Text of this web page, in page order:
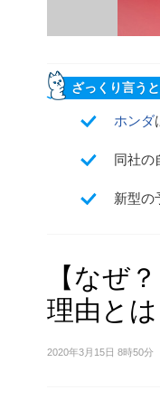
ざっくり言うと
ホンダ
同社の
新型の
【なぜ
理由と
2020年3月15日 8時50分